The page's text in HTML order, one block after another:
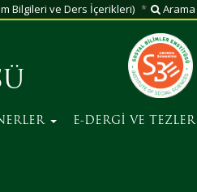
Bilgileri ve Ders İçerikleri) Arama
E-DERGİ VE TEZLER